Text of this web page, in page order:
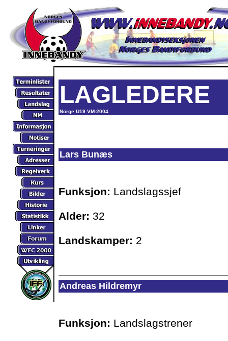
LAGLEDERE
Norge U19 VM-2004
Lars Bunæs
Funksjon: Landslagssjef
Alder: 32
Landskamper: 2
Andreas Hildremyr
Funksjon: Landslagstrener